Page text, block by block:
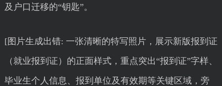
及户口迁移的“钥匙”。
[图片生成出错: 一张清晰的特写照片，展示新版报到证
（就业报到证）的正面样式，重点突出“报到证”字样、
毕业生个人信息、报到单位及有效期等关键区域，旁